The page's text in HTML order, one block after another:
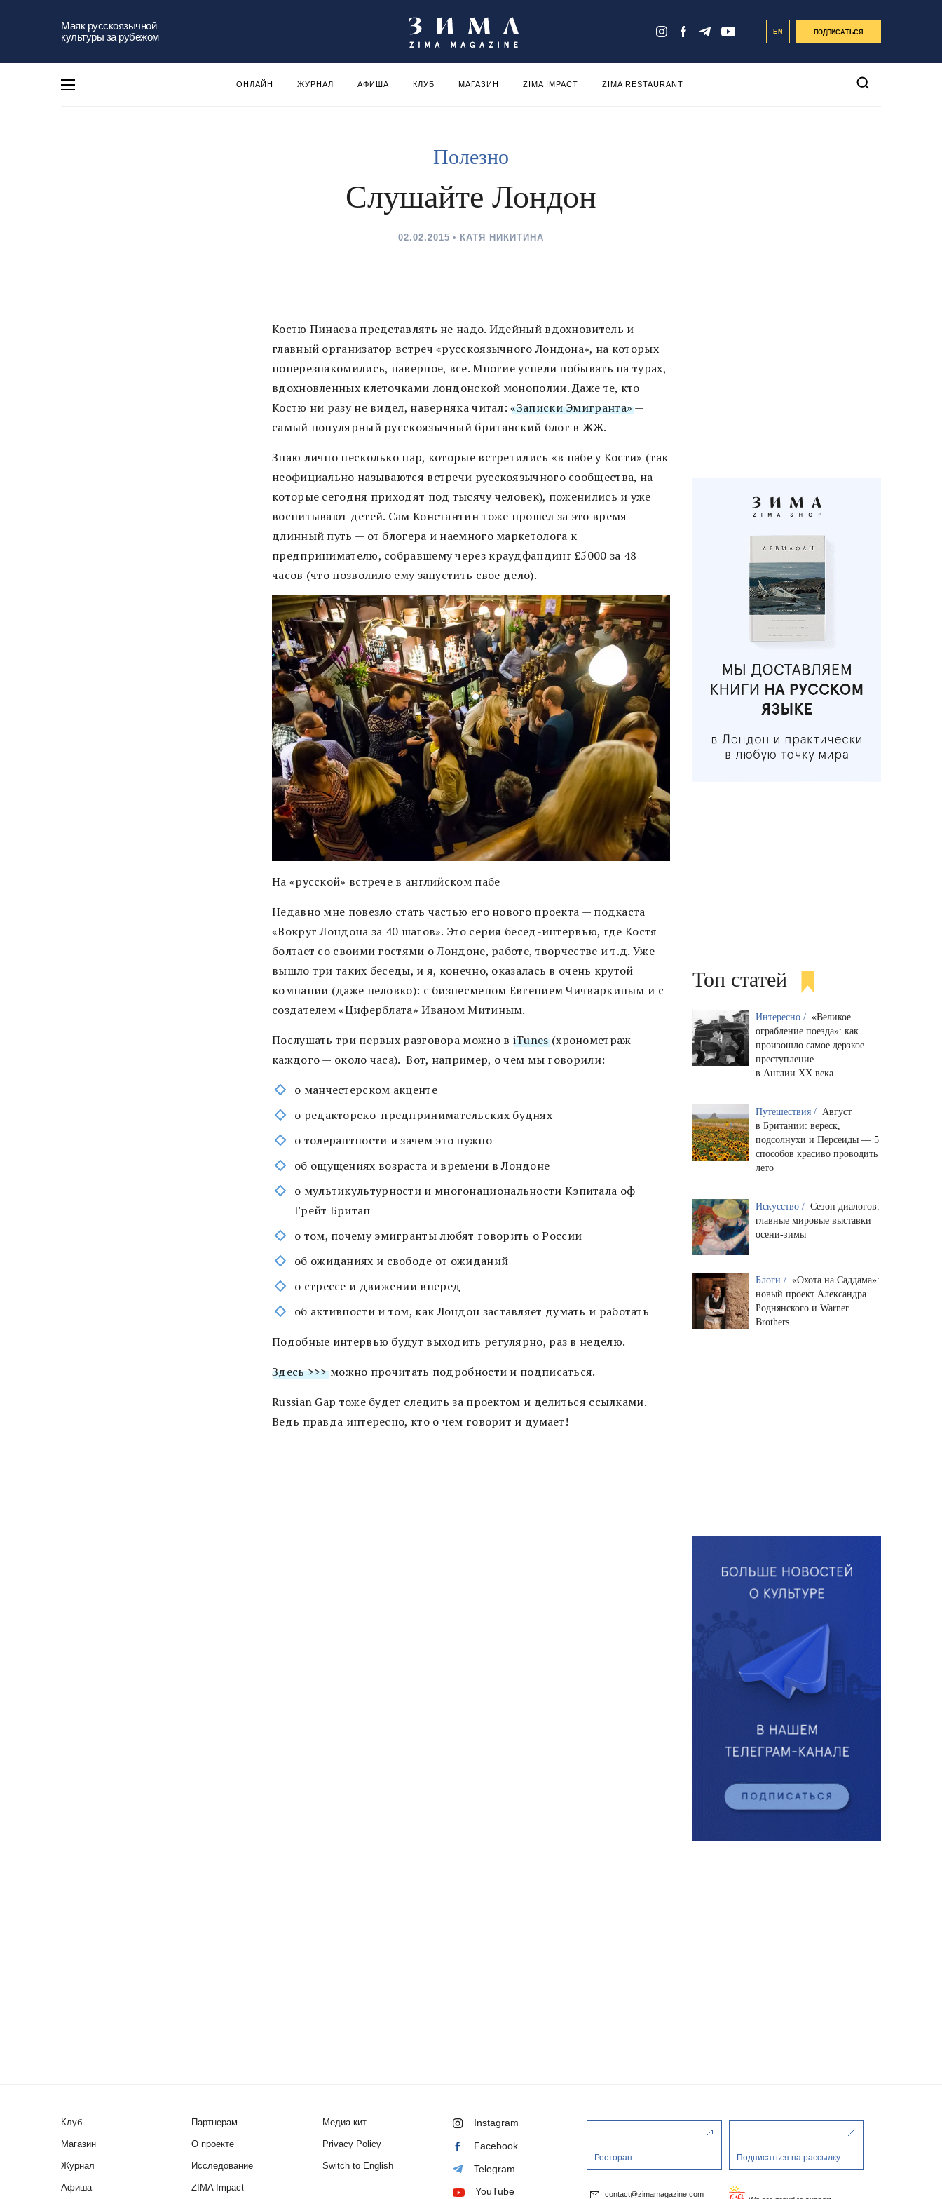
Маяк русскоязычной
культуры за рубежом
EN ПОДПИСАТЬСЯ
ОНЛАЙН ЖУРНАЛ АФИША КЛУБ МАГАЗИН ZIMA IMPACT ZIMA RESTAURANT
Полезно
Слушайте Лондон
02.02.2015 КАТЯ НИКИТИНА
Костю Пинаева представлять не надо. Идейный вдохновитель и
главный организатор встреч «русскоязычного Лондона», на которых
поперезнакомились, наверное, все. Многие успели побывать на турах,
вдохновленных клеточками лондонской монополии. Даже те, кто
Костю ни разу не видел, наверняка читал:«Записки Эмигранта»—
самый популярный русскоязычный британский блог в ЖЖ.
Знаю лично несколько пар, которые встретились «в пабе у Кости» (так
неофициально называются встречи русскоязычного сообщества, на
которые сегодня приходят под тысячу человек), поженились и уже
воспитывают детей. Сам Константин тоже прошел за это время
длинный путь — от блогера и наемного маркетолога к
предпринимателю, собравшему через краудфандинг £5000 за 48
часов (что позволило ему запустить свое дело).
На «русской» встрече в английском пабе
Недавно мне повезло стать частью его нового проекта — подкаста
«Вокруг Лондона за 40 шагов». Это серия бесед-интервью, где Костя
болтает со своими гостями о Лондоне, работе, творчестве и т.д. Уже
вышло три таких беседы, и я, конечно, оказалась в очень крутой
компании (даже неловко): с бизнесменом Евгением Чичваркиным и с
создателем «Циферблата» Иваном Митиным.
Послушать три первых разговора можно в iTunes(хронометраж
каждого — около часа). Вот, например, о чем мы говорили:
о манчестерском акценте
о редакторско-предпринимательских буднях
о толерантности и зачем это нужно
об ощущениях возраста и времени в Лондоне
о мультикультурности и многонациональности Кэпитала оф
Грейт Британ
о том, почему эмигранты любят говорить о России
об ожиданиях и свободе от ожиданий
о стрессе и движении вперед
об активности и том, как Лондон заставляет думать и работать
Подобные интервью будут выходить регулярно, раз в неделю.
Здесь >>>можно прочитать подробности и подписаться.
Russian Gap тоже будет следить за проектом и делиться ссылками.
Ведь правда интересно, кто о чем говорит и думает!
Топ статей
Интересно / «Великое
ограбление поезда»: как
произошло самое дерзкое
преступление
в Англии XX века
Путешествия / Август
в Британии: вереск,
подсолнухи и Персеиды — 5
способов красиво проводить
лето
Искусство / Сезон диалогов:
главные мировые выставки
осени-зимы
Блоги / «Охота на Саддама»:
новый проект Александра
Роднянского и Warner
Brothers
Клуб
Магазин
Журнал
Афиша
Партнерам
О проекте
Исследование
ZIMA Impact
Медиа-кит
Privacy Policy
Switch to English
Instagram
Facebook
Telegram
YouTube
Ресторан Подписаться на рассылку
contact@zimamagazine.com